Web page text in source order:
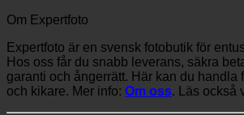
Om Expertfoto
Expertfoto är en svensk fotobutik för
Hos oss får du snabb leverans, säkra
garanti och ångerrätt. Här kan du handla
och kikare. Mer info: Om oss. Läs också